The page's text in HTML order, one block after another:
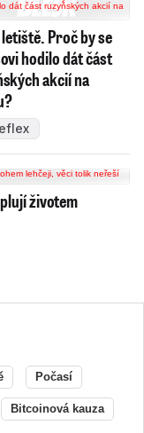
Proč by se
hodilo dát část
akcií na
životem
Počasí
Bitcoinová kauza